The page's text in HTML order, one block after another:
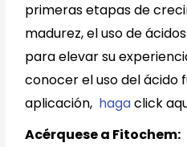
primeras etapas de
madurez, el uso de
para elevar su
conocer el uso del ácido
aplicación, hagaclick
Acérquese a Fitochem: